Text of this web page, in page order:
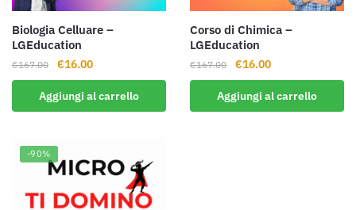
Biologia Celluare –
LGEducation
€167.00
Il
prezzo
originale
era:
€16.00Il
prezzo
attuale
è:
Aggiungi al carrello
Corso di Chimica –
LGEducation
€167.00
Il
prezzo
originale
era:
€16.00Il
prezzo
attuale
è:
Aggiungi al carrello
-90%